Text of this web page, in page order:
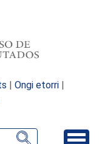
| Ongi etorri |